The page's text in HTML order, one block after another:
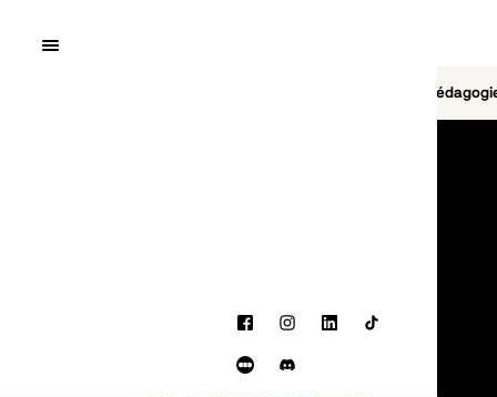
Quai10
FacebookInstagram
LinkedInTikTok
Letterboxd
Discord